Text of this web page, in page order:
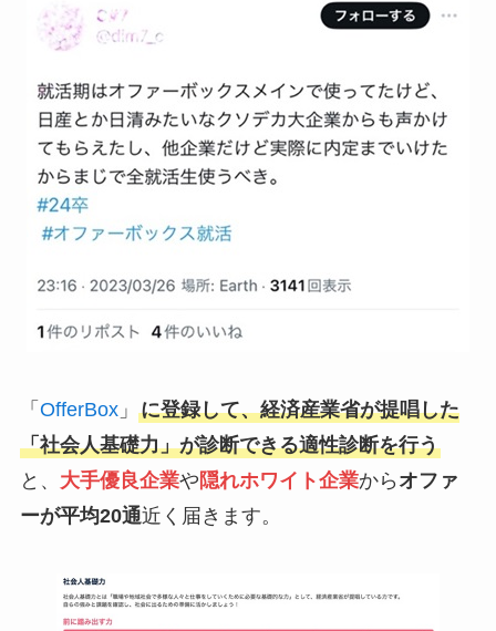
「 OfferBox」 に登録して、経済産業省が提唱した
「社会人基礎力」が診断できる適性診断を行う
と、 大手優良企業や隠れホワイト企業から オファ
ーが平均20通近く届きます。